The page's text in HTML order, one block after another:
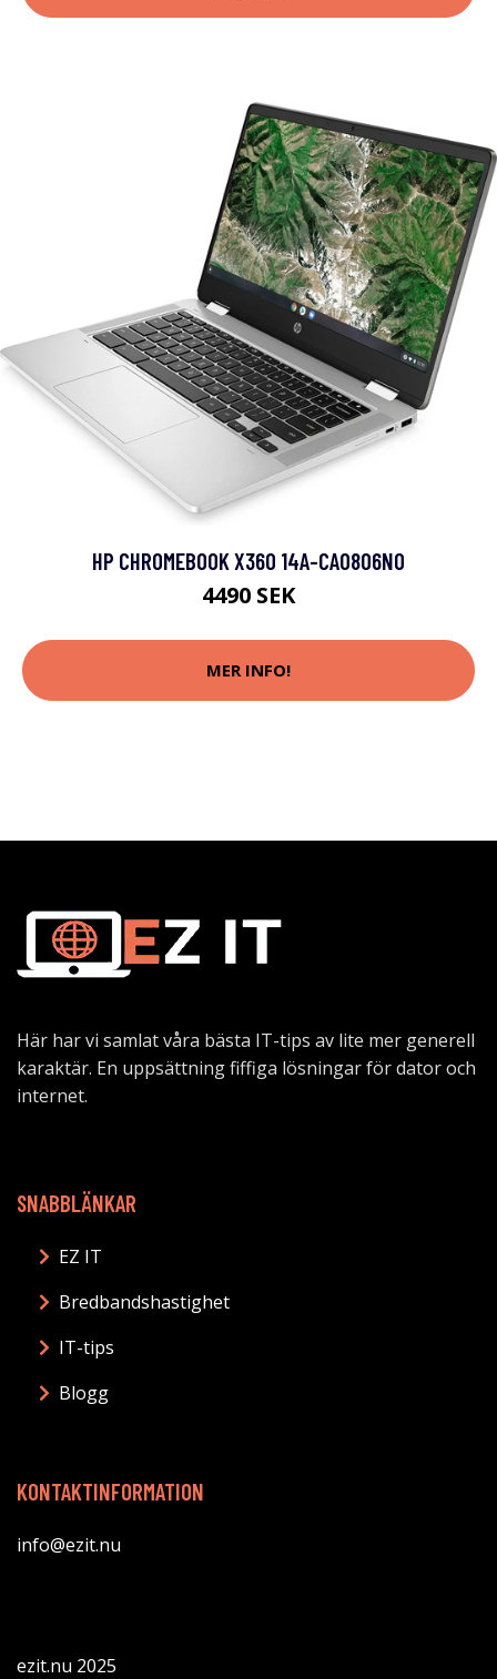
HP CHROMEBOOK X360 14A-CA0806NO
4490 SEK
MER INFO!
Här har vi samlat våra bästa IT-tips av lite mer generell
karaktär. En uppsättning fiffiga lösningar för dator och
internet.
SNABBLÄNKAR
EZ IT
Bredbandshastighet
IT-tips
Blogg
KONTAKTINFORMATION
info@ezit.nu
ezit.nu 2025